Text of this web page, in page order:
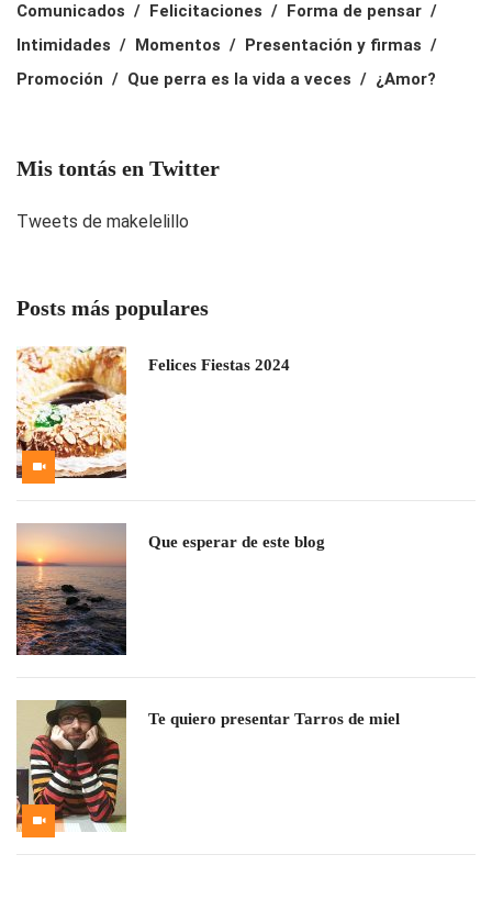
Comunicados Felicitaciones
Forma de pensar
Intimidades
Momentos
Presentación y firmas
Promoción
Que perra es la vida a veces ¿Amor?
Mis tontás en Twitter
Tweets de makelelillo
Posts más populares
Felices Fiestas 2024
Que esperar de este blog
Te quiero presentar Tarros de miel